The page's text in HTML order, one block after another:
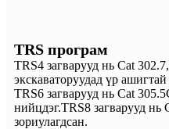
TRS програм
TRS4 загварууд нь Cat
экскаваторуудад үр
TRS6 загварууд нь Cat
нийцдэг.TRS8 загварууд нь
зориулагдсан.